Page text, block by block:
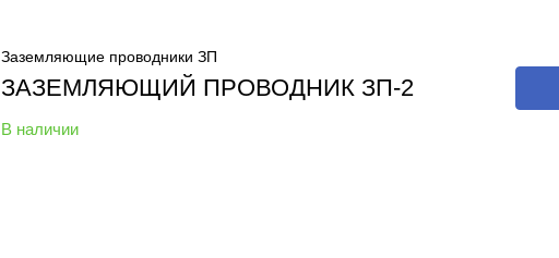
Заземляющие проводники ЗП
ЗАЗЕМЛЯЮЩИЙ ПРОВОДНИК ЗП-2
В наличии